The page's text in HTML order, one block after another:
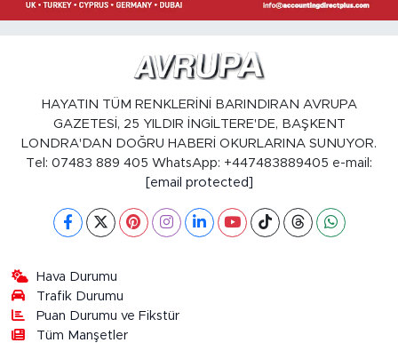
HAYATIN TÜM RENKLERİNİ BARINDIRAN AVRUPA
GAZETESİ, 25 YILDIR İNGİLTERE'DE, BAŞKENT
LONDRA'DAN DOĞRU HABERİ OKURLARINA SUNUYOR.
Tel: 07483 889 405 WhatsApp: +447483889405 e-mail:
[email protected]
Hava Durumu
Trafik Durumu
Puan Durumu ve Fikstür
Tüm Manşetler